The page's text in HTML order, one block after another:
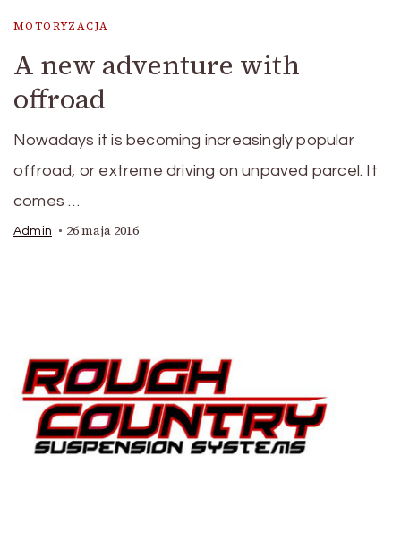
MOTORYZACJA
A new adventure with
offroad
Nowadays it is becoming increasingly popular
offroad, or extreme driving on unpaved parcel. It
comes …
Admin 26 maja 2016